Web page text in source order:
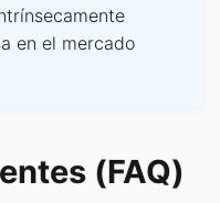
en el mercado
(FAQ)